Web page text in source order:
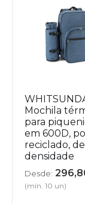
Mochila
para
em 600D,
reciclado,
densidade
Desde:
(mín. 10 un)